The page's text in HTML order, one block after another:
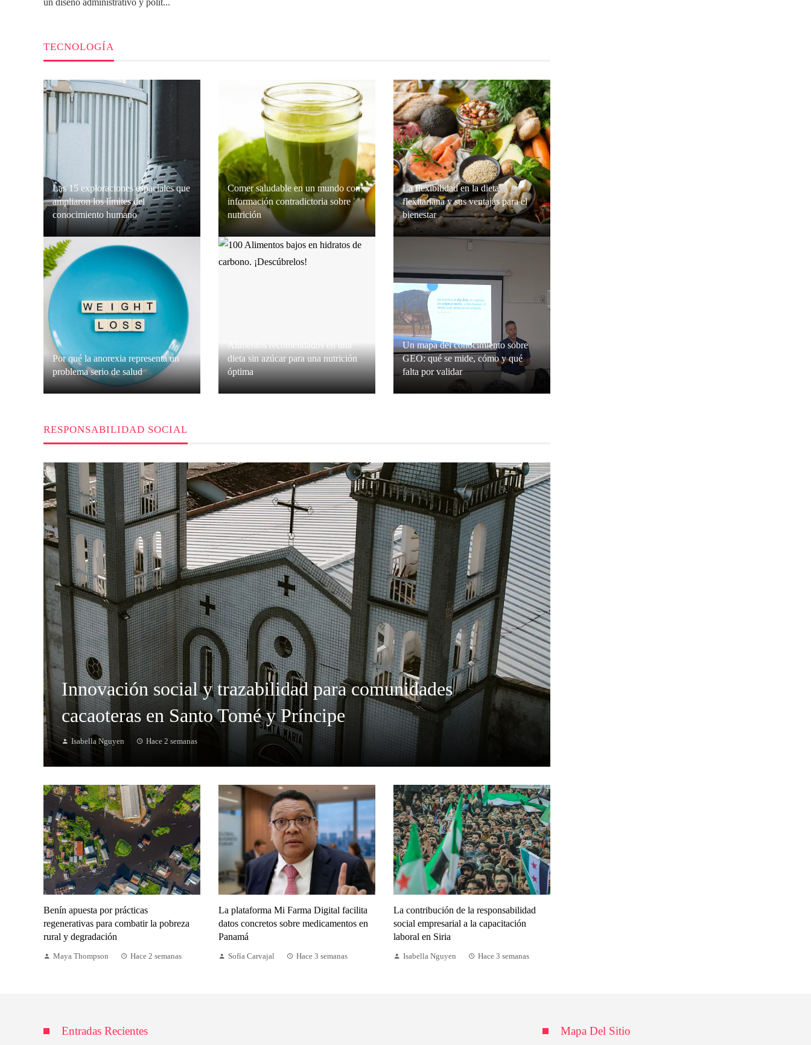
TECNOLOGÍA
Las 15 exploraciones espaciales que
ampliaron los límites del
conocimiento humano
Sofía Carvajal Hace 3 días
Comer saludable en un mundo con
información contradictoria sobre
nutrición
La flexibilidad en la dieta
flexitariana y sus ventajas para el
bienestar
Grace O’Connor Hace 2 semanas
Por qué la anorexia representa un
problema serio de salud
Isabella Nguyen Hace 2 semanas
Alimentos recomendados en una
dieta sin azúcar para una nutrición
óptima
Un mapa del conocimiento sobre
GEO: qué se mide, cómo y qué
falta por validar
RESPONSABILIDAD SOCIAL
Innovación social y trazabilidad para comunidades
cacaoteras en Santo Tomé y Príncipe
Isabella Nguyen Hace 2 semanas
Benín apuesta por prácticas
regenerativas para combatir la pobreza
rural y degradación
Maya Thompson Hace 2 semanas
La plataforma Mi Farma Digital facilita
datos concretos sobre medicamentos en
Panamá
Sofía Carvajal Hace 3 semanas
La contribución de la responsabilidad
social empresarial a la capacitación
laboral en Siria
Isabella Nguyen Hace 3 semanas
Entradas Recientes Mapa Del Sitio